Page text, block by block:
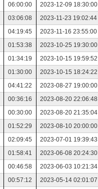
06:00:00 2023-12-09 18:30:00
03:06:08 2023-11-23 19:02:44
04:19:45 2023-11-16 23:55:00
01:53:38 2023-10-25 19:30:00
01:34:19 2023-10-15 19:59:52
01:30:00 2023-10-15 18:24:22
04:41:22 2023-08-27 19:00:00
00:36:16 2023-08-20 22:06:48
00:30:00 2023-08-20 21:35:04
01:52:29 2023-08-10 20:00:00
02:09:45 2023-07-01 19:39:43
01:58:41 2023-06-08 20:24:30
00:46:58 2023-06-03 10:21:34
00:57:12 2023-05-14 02:01:07